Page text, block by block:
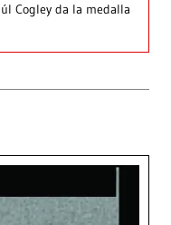
Cogley da la medalla